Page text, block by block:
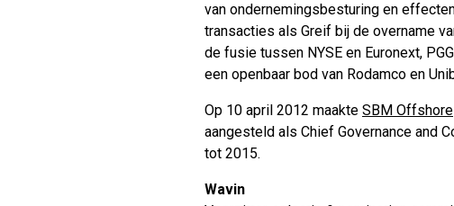
van ondernemingsbesturing en
transacties als Greif bij de overname
de fusie tussen NYSE en Euronext,
een openbaar bod van Rodamco en
Op 10 april 2012 maakte SBM Offshore
aangesteld als Chief Governance and
tot 2015.
Wavin